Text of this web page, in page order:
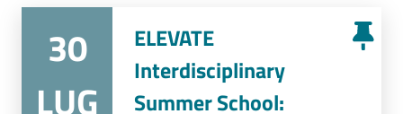
30
LUG
ELEVATE
Interdisciplinary
Summer School: